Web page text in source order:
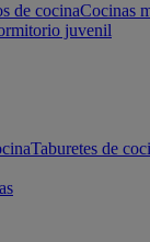
de cocinaCocinas
juvenil
Taburetes de